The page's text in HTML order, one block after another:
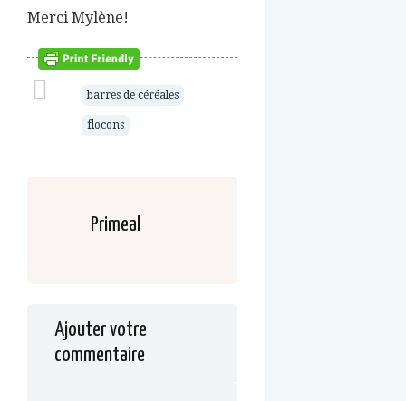
Merci Mylène!
barres de céréales
flocons
Primeal
Ajouter votre
commentaire